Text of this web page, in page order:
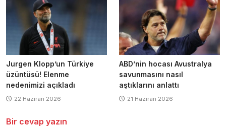
Jurgen Klopp’un Türkiye
üzüntüsü! Elenme
nedenimizi açıkladı
22 Haziran 2026
ABD’nin hocası Avustralya
savunmasını nasıl
aştıklarını anlattı
21 Haziran 2026
Bir cevap yazın